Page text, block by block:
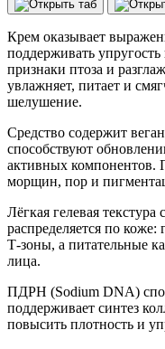
Крем оказывает
поддерживать
признаки птоза и
увлажняет, питает и
шелушение.
Средство содержит
способствуют
активных компонентов.
морщин, пор и
Лёгкая гелевая
распределяется по коже:
Т-зоны, а питательные
лица.
ПДРН (Sodium DNA)
поддерживает синтез
повысить плотность и